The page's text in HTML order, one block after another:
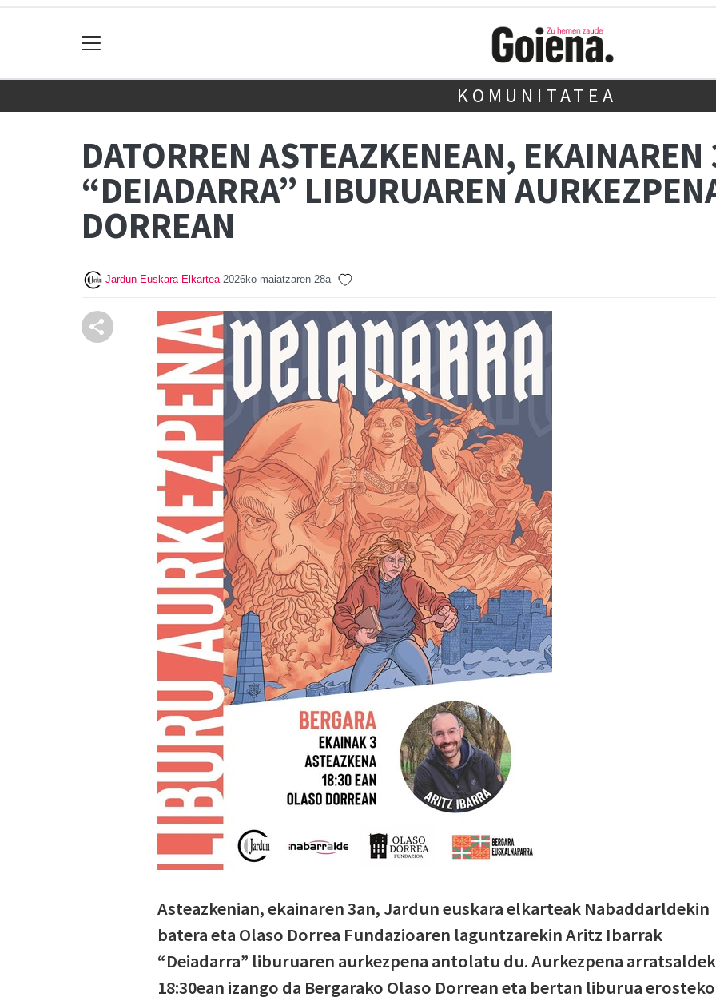
KOMUNITATEA
DATORREN ASTEAZKENEAN,
“DEIADARRA” LIBURUAREN
DORREAN
Jardun Euskara Elkartea 2026ko maiatzaren 28a
Asteazkenian, ekainaren 3an, Jardun euskara elkarteak Nabaddarldekin
batera eta Olaso Dorrea Fundazioaren laguntzarekin Aritz Ibarrak
“Deiadarra” liburuaren aurkezpena antolatu du. Aurkezpena
18:30ean izango da Bergarako Olaso Dorrean eta bertan liburua erosteko